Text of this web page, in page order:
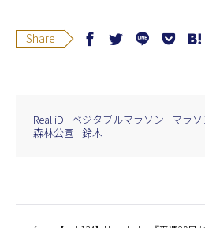
Share
Real iD ベジタブルマラソン マラソ
森林公園 鈴木